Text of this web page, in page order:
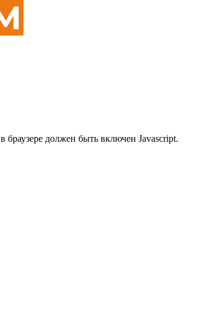
должен быть включен Javascript.